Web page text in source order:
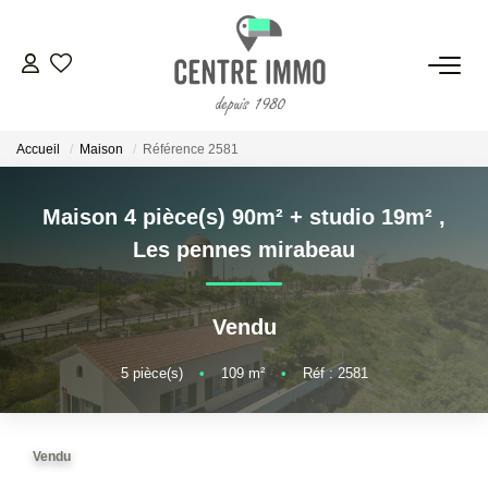
VENTES
GESTION
ESTIMATION
NOS BIENS VENDUS
Accueil Maison Référence 2581
Maison 4 pièce(s) 90m² + studio 19m² ,
Les pennes mirabeau
Vendu
5pièce(s) • 109m² • Réf : 2581
Vendu